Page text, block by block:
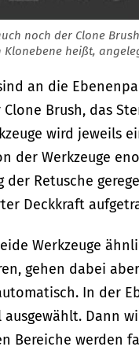
noch der Clone
Klonebene heißt,
an die
Brush, das
wird jeweils
der Werkzeuge
Retusche
Deckkraft
Werkzeuge
gehen dabei
In der
Dann
Bereiche werden